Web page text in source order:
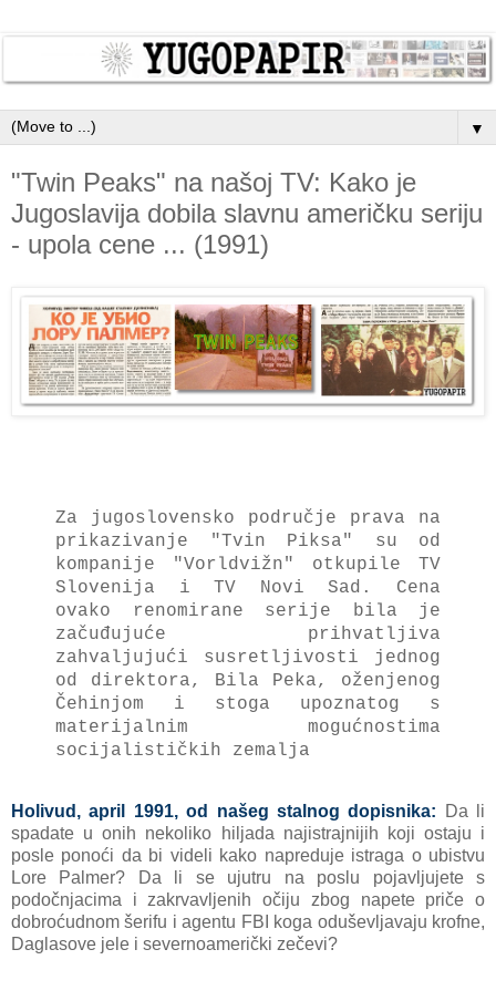
▼
"Twin Peaks" na našoj TV: Kako je
Jugoslavija dobila slavnu američku seriju
- upola cene ... (1991)
Za jugoslovensko područje prava na
prikazivanje "Tvin Piksa" su od
kompanije "Vorldvižn" otkupile TV
Slovenija i TV Novi Sad. Cena
ovako renomirane serije bila je
začuđujuće prihvatljiva
zahvaljujući susretljivosti jednog
od direktora, Bila Peka, oženjenog
Čehinjom i stoga upoznatog s
materijalnim mogućnostima
socijalističkih zemalja
Holivud, april 1991, od našeg stalnog dopisnika: Da li
spadate u onih nekoliko hiljada najistrajnijih koji ostaju i
posle ponoći da bi videli kako napreduje istraga o ubistvu
Lore Palmer? Da li se ujutru na poslu pojavljujete s
podočnjacima i zakrvavljenih očiju zbog napete priče o
dobroćudnom šerifu i agentu FBI koga oduševljavaju krofne,
Daglasove jele i severnoamerički zečevi?